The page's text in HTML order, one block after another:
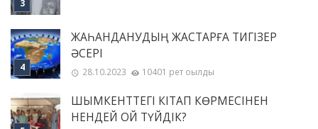
ЖАҺАНДАНУДЫҢ ЖАСТАРҒА ТИГІЗЕР
ӘСЕРІ
28.10.2023 10401 рет оқылды
ШЫМКЕНТТЕГІ КІТАП КӨРМЕСІНЕН
НЕНДЕЙ ОЙ ТҮЙДІК?